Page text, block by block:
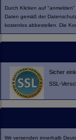
Durch Klicken auf
Daten gemäß der
kostenlos abbestellen. Die
Sicher
SSL-
Wir versenden innerhalb